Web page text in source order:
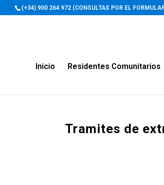
(+34) 900 264 972 (CONSULTAS POR EL
Inicio Residentes Comunitarios
Tramites de